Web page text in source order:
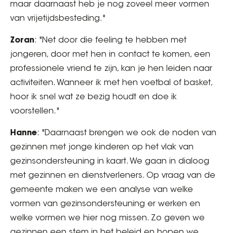
maar daarnaast heb je nog zoveel meer vormen
van vrijetijdsbesteding."
Zoran: "Net door die feeling te hebben met
jongeren, door met hen in contact te komen, een
professionele vriend te zijn, kan je hen leiden naar
activiteiten. Wanneer ik met hen voetbal of basket,
hoor ik snel wat ze bezig houdt en doe ik
voorstellen."
Hanne: "Daarnaast brengen we ook de noden van
gezinnen met jonge kinderen op het vlak van
gezinsondersteuning in kaart. We gaan in dialoog
met gezinnen en dienstverleners. Op vraag van de
gemeente maken we een analyse van welke
vormen van gezinsondersteuning er werken en
welke vormen we hier nog missen. Zo geven we